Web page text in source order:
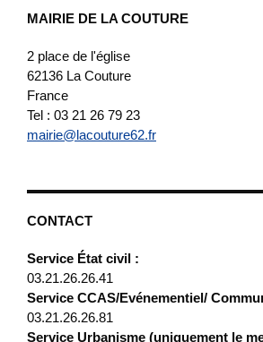
MAIRIE DE LA COUTURE
2 place de l'église
62136 La Couture
France
Tel : 03 21 26 79 23
mairie@lacouture62.fr
CONTACT
Service État civil :
03.21.26.26.41
Service CCAS/Evénementiel/
03.21.26.26.81
Service Urbanisme (uniquement le